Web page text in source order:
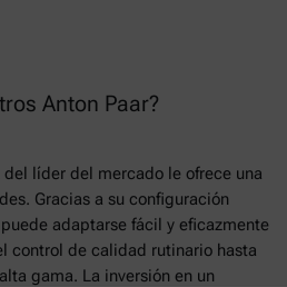
Anton Paar?
del líder del mercado le ofrece una
Gracias a su configuración
adaptarse fácil y eficazmente
control de calidad rutinario hasta
gama. La inversión en un